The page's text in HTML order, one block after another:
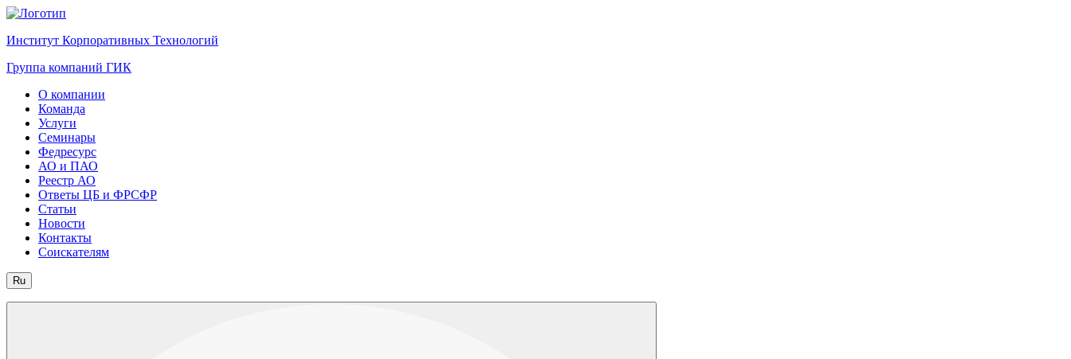
Институт Корпоративных Технологий
Группа компаний ГИК
О компании
Команда
Услуги
Семинары
Федресурс
АО и ПАО
Реестр АО
Ответы ЦБ и ФРСФР
Статьи
Новости
Контакты
Соискателям
Ru